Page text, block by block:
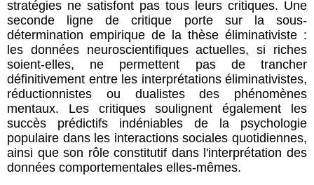
stratégies ne satisfont pas tous leurs critiques. Une
seconde ligne de critique porte sur la sous-
détermination empirique de la thèse éliminativiste :
les données neuroscientifiques actuelles, si riches
soient-elles, ne permettent pas de trancher
définitivement entre les interprétations éliminativistes,
réductionnistes ou dualistes des phénomènes
mentaux. Les critiques soulignent également les
succès prédictifs indéniables de la psychologie
populaire dans les interactions sociales quotidiennes,
ainsi que son rôle constitutif dans l'interprétation des
données comportementales elles-mêmes.